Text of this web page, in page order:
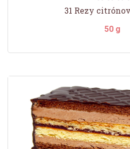
31 Rezy
50 g